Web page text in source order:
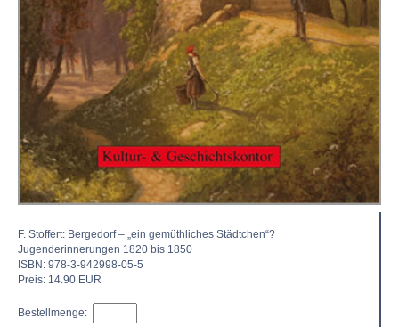
F. Stoffert: Bergedorf – „ein gemüthliches Städtchen“?
Jugenderinnerungen 1820 bis 1850
ISBN: 978-3-942998-05-5
Preis: 14.90 EUR
Bestellmenge: